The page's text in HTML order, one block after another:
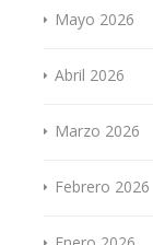
Mayo 2026
Abril 2026
Marzo 2026
Febrero 2026